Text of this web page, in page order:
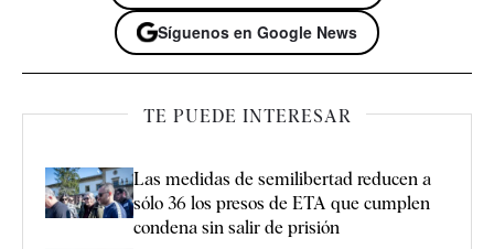
Síguenos en Google News
TE PUEDE INTERESAR
Las medidas de semilibertad reducen a
sólo 36 los presos de ETA que cumplen
condena sin salir de prisión